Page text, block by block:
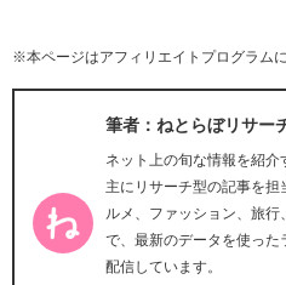
※本ページはアフィリエイトプログラム
筆者：ねとらぼリサー
ネット上の旬な情報を紹介
主にリサーチ型の記事を
ルメ、ファッション、旅
で、最新のデータを使った
配信しています。